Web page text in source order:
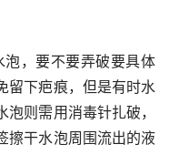
泡，要不要弄破要具体
留下疤痕，但是有时水
则需用消毒针扎破，
擦干水泡周围流出的液